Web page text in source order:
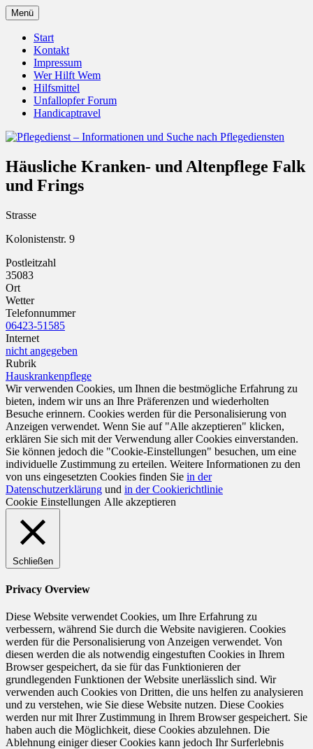
Zum
Inhalt
springen
Pflegedienst – Informationen
und Suche nach Pflegediensten
Unfallopfer – Hilfswerk
Menü
Start
Kontakt
Impressum
Wer Hilft Wem
Hilfsmittel
Unfallopfer Forum
Handicaptravel
Häusliche Kranken- und Altenpflege Falk
und Frings
Strasse
Kolonistenstr. 9
Postleitzahl
35083
Ort
Wetter
Telefonnummer
06423-51585
Internet
nicht angegeben
Rubrik
Hauskrankenpflege
Wir verwenden Cookies, um Ihnen die bestmögliche Erfahrung zu
bieten, indem wir uns an Ihre Präferenzen und wiederholten
Besuche erinnern. Cookies werden für die Personalisierung von
Anzeigen verwendet. Wenn Sie auf "Alle akzeptieren" klicken,
erklären Sie sich mit der Verwendung aller Cookies einverstanden.
Sie können jedoch die "Cookie-Einstellungen" besuchen, um eine
individuelle Zustimmung zu erteilen. Weitere Informationen zu den
von uns eingesetzten Cookies finden Sie in der
Datenschutzerklärung und in der Cookierichtlinie
Cookie Einstellungen Alle akzeptieren
Schließen
Privacy Overview
Diese Website verwendet Cookies, um Ihre Erfahrung zu
verbessern, während Sie durch die Website navigieren. Cookies
werden für die Personalisierung von Anzeigen verwendet. Von
diesen werden die als notwendig eingestuften Cookies in Ihrem
Browser gespeichert, da sie für das Funktionieren der
grundlegenden Funktionen der Website unerlässlich sind. Wir
verwenden auch Cookies von Dritten, die uns helfen zu analysieren
und zu verstehen, wie Sie diese Website nutzen. Diese Cookies
werden nur mit Ihrer Zustimmung in Ihrem Browser gespeichert. Sie
haben auch die Möglichkeit, diese Cookies abzulehnen. Die
Ablehnung einiger dieser Cookies kann jedoch Ihr Surferlebnis